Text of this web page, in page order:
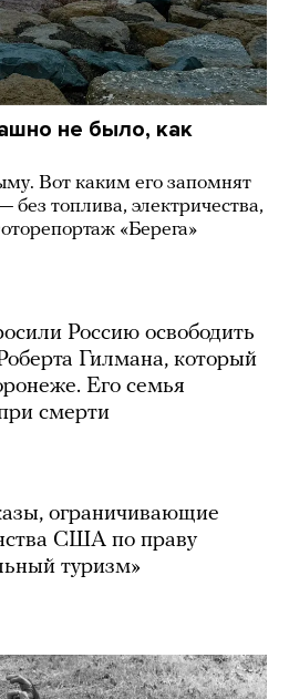
не было, как
Вот каким его запомнят
без топлива, электричества,
«Берега»
Россию освободить
Гилмана, который
Его семья
смерти
ограничивающие
США по праву
туризм»